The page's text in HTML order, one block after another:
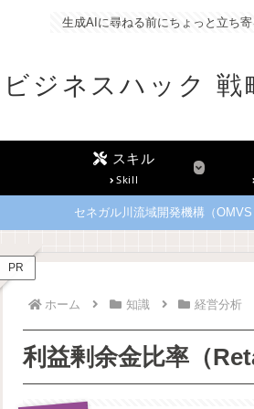
生成AIに尋ねる前にちょっと立ち
ビジネスハック 戦
スキル
Skill
セネガル川流域開発機構（
PR
ホーム 知識 経営分析
利益剰余金比率（